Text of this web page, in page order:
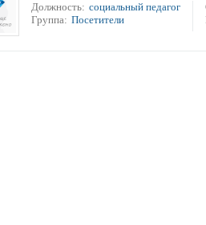
Должность: социальный педагог
Группа: Посетители